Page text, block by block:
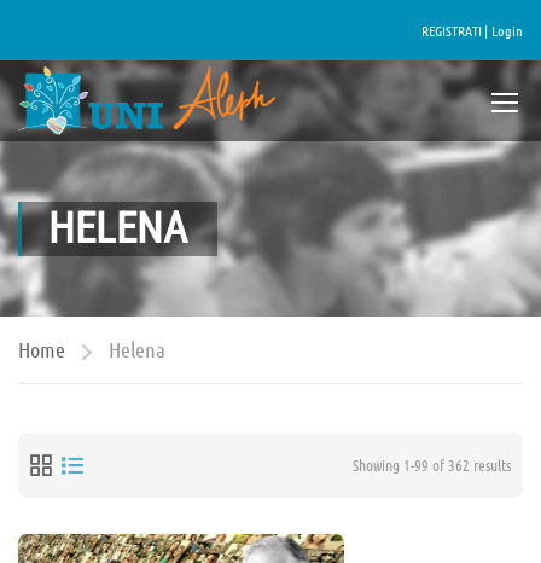
REGISTRATI | Login
HELENA
Home Helena
Showing 1-99 of 362 results